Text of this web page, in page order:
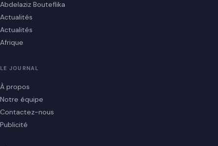
Abdelaziz Bouteflika
Actualités
Actualités
Afrique
LE JOURNAL
À propos
Notre équipe
Contactez-nous
Publicité